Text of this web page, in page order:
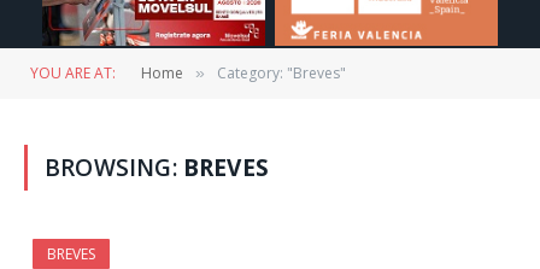
YOU ARE AT: Home » Category: "Breves"
BROWSING: BREVES
BREVES